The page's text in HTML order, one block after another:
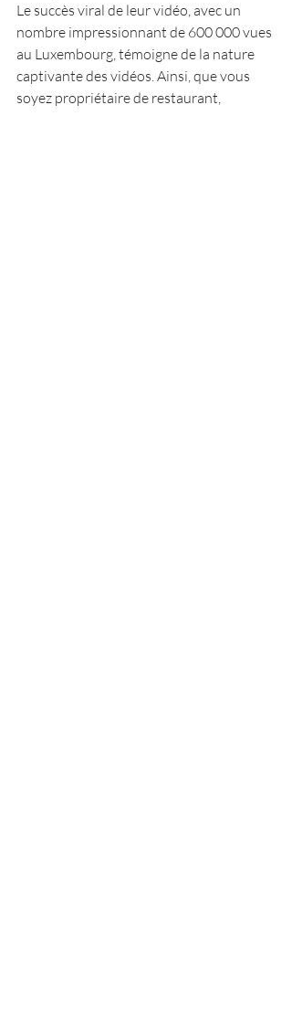
Le succès viral de leur vidéo, avec un
nombre impressionnant de 600 000 vues
au Luxembourg, témoigne de la nature
captivante des vidéos. Ainsi, que vous
soyez propriétaire de restaurant,